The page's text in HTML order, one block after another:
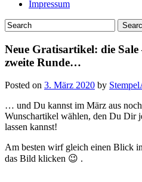
Impressum
Neue Gratisartikel: die
zweite Runde…
Posted on 3. März 2020 by
… und Du kannst im März aus
Wunschartikel wählen, den Du Dir
lassen kannst!
Am besten wirf gleich einen Blick
das Bild klicken 😉 .